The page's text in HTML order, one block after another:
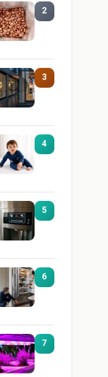
2
3
4
5
6
7